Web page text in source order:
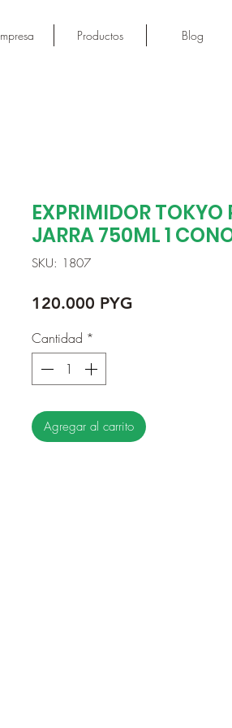
Productos Blog
EXPRIMIDOR TOKYO
JARRA 750ML 1
SKU: 1807
120.000 PYG
Cantidad *
Agregar al carrito